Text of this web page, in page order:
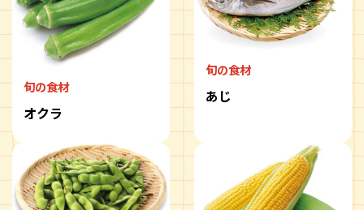
旬の食材
オクラ
旬の食材
あじ